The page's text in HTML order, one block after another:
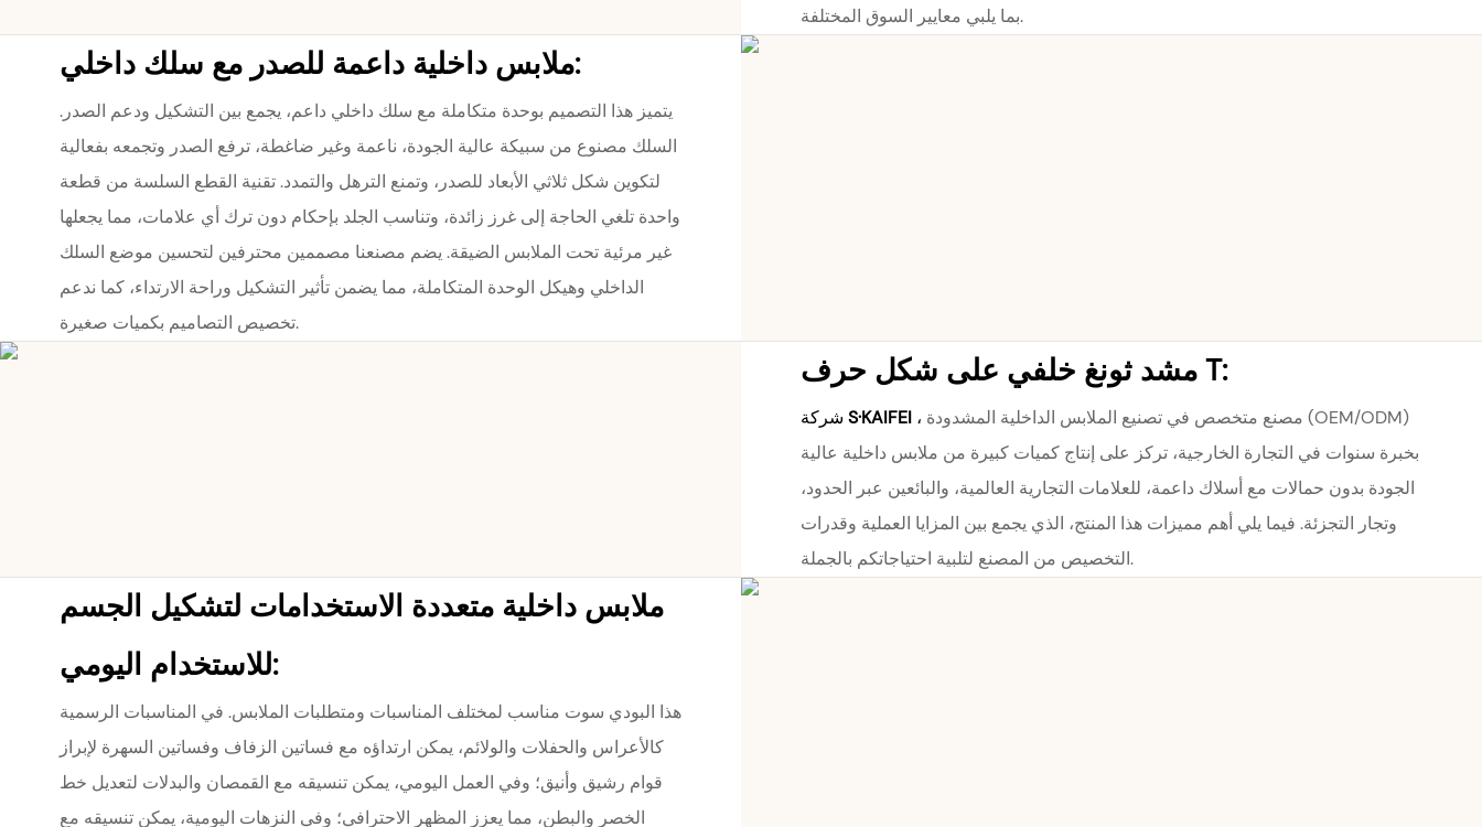
بما يلبي معايير السوق المختلفة.
ملابس داخلية داعمة للصدر مع سلك داخلي:
يتميز هذا التصميم بوحدة متكاملة مع سلك داخلي داعم، يجمع بين التشكيل ودعم الصدر.
السلك مصنوع من سبيكة عالية الجودة، ناعمة وغير ضاغطة، ترفع الصدر وتجمعه بفعالية
لتكوين شكل ثلاثي الأبعاد للصدر، وتمنع الترهل والتمدد. تقنية القطع السلسة من قطعة
واحدة تلغي الحاجة إلى غرز زائدة، وتناسب الجلد بإحكام دون ترك أي علامات، مما يجعلها
غير مرئية تحت الملابس الضيقة. يضم مصنعنا مصممين محترفين لتحسين موضع السلك
الداخلي وهيكل الوحدة المتكاملة، مما يضمن تأثير التشكيل وراحة الارتداء، كما ندعم
تخصيص التصاميم بكميات صغيرة.
مشد ثونغ خلفي على شكل حرف T:
S·KAIFEI،
بخبرة سنوات في التجارة الخارجية، تركز على إنتاج كميات كبيرة من ملابس داخلية عالية
الجودة بدون حمالات مع أسلاك داعمة، للعلامات التجارية العالمية، والبائعين عبر الحدود،
وتجار التجزئة. فيما يلي أهم مميزات هذا المنتج، الذي يجمع بين المزايا العملية وقدرات
التخصيص من المصنع لتلبية احتياجاتكم بالجملة.
ملابس داخلية متعددة الاستخدامات لتشكيل الجسم
للاستخدام اليومي:
هذا البودي سوت مناسب لمختلف المناسبات ومتطلبات الملابس. في المناسبات الرسمية
كالأعراس والحفلات والولائم، يمكن ارتداؤه مع فساتين الزفاف وفساتين السهرة لإبراز
قوام رشيق وأنيق؛ وفي العمل اليومي، يمكن تنسيقه مع القمصان والبدلات لتعديل خط
الخصر والبطن، مما يعزز المظهر الاحترافي؛ وفي النزهات اليومية، يمكن تنسيقه مع